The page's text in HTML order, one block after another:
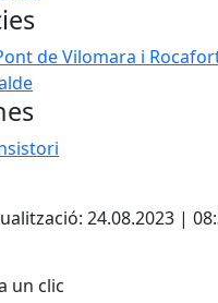
de Vilomara i
24.08.2023 |
un clic